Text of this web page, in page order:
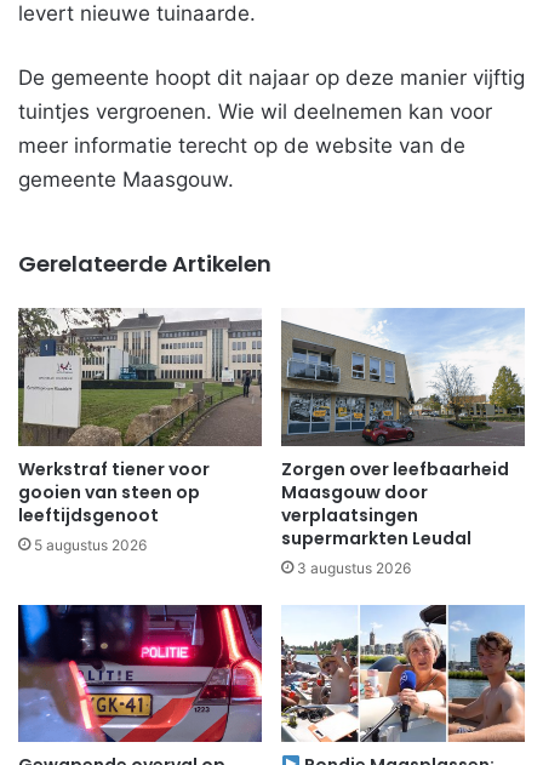
levert nieuwe tuinaarde.
De gemeente hoopt dit najaar op deze manier vijftig
tuintjes vergroenen. Wie wil deelnemen kan voor
meer informatie terecht op de website van de
gemeente Maasgouw.
Gerelateerde Artikelen
Werkstraf tiener voor
gooien van steen op
leeftijdsgenoot
5 augustus 2026
Zorgen over leefbaarheid
Maasgouw door
verplaatsingen
supermarkten Leudal
3 augustus 2026